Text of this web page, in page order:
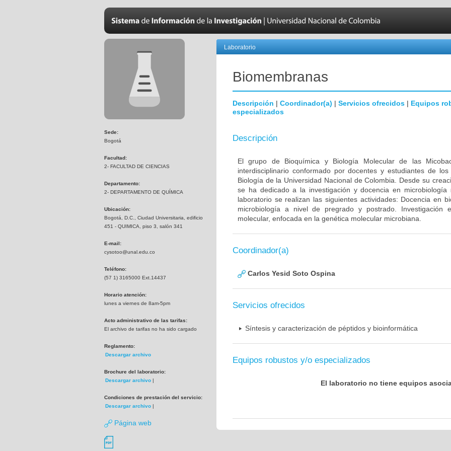
Sede:
Bogotá
Facultad:
2- FACULTAD DE CIENCIAS
Departamento:
2- DEPARTAMENTO DE QUÍMICA
Ubicación:
Bogotá, D.C., Ciudad Universitaria, edificio
451 - QUIMICA, piso 3, salón 341
E-mail:
cysotoo@unal.edu.co
Teléfono:
(57 1) 3165000 Ext.14437
Horario atención:
lunes a viernes de 8am-5pm
Acto administrativo de las tarifas:
El archivo de tarifas no ha sido cargado
Reglamento:
Descargar archivo
Brochure del laboratorio:
Descargar archivo |
Condiciones de prestación del servicio:
Descargar archivo |
Página web
Laboratorio
Biomembranas
Descripción | Coordinador(a) | Servicios ofrecidos | Equipos
especializados
Descripción
El grupo de Bioquímica y Biología Molecular de las
interdisciplinario conformado por docentes y estudiantes de
Biología de la Universidad Nacional de Colombia. Desde su
se ha dedicado a la investigación y docencia en microbiología
laboratorio se realizan las siguientes actividades: Docencia en
microbiología a nivel de pregrado y postrado. Investigación
molecular, enfocada en la genética molecular microbiana.
Coordinador(a)
Carlos Yesid Soto Ospina
Servicios ofrecidos
Síntesis y caracterización de péptidos y bioinformática
Equipos robustos y/o especializados
El laboratorio no tiene equipos